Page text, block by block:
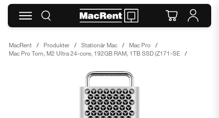
MacRent Produkter Stationär Mac
Mac Pro
Mac Pro Torn, M2 Ultra 24-core, 192GB RAM, 1TB SSD (Z171-SE